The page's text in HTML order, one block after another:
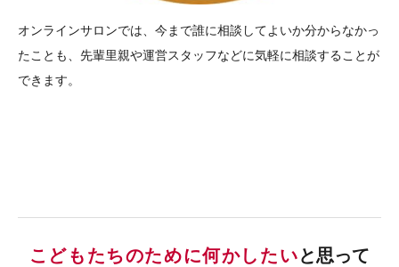
オンラインサロンでは、今まで誰に相談してよいか分からなかっ
たことも、先輩里親や運営スタッフなどに気軽に相談することが
できます。
こどもたちのために何かしたいと思って